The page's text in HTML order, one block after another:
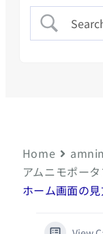
Home
アムニモポー
ホーム画面の見